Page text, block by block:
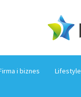
i biznes Lifestyle